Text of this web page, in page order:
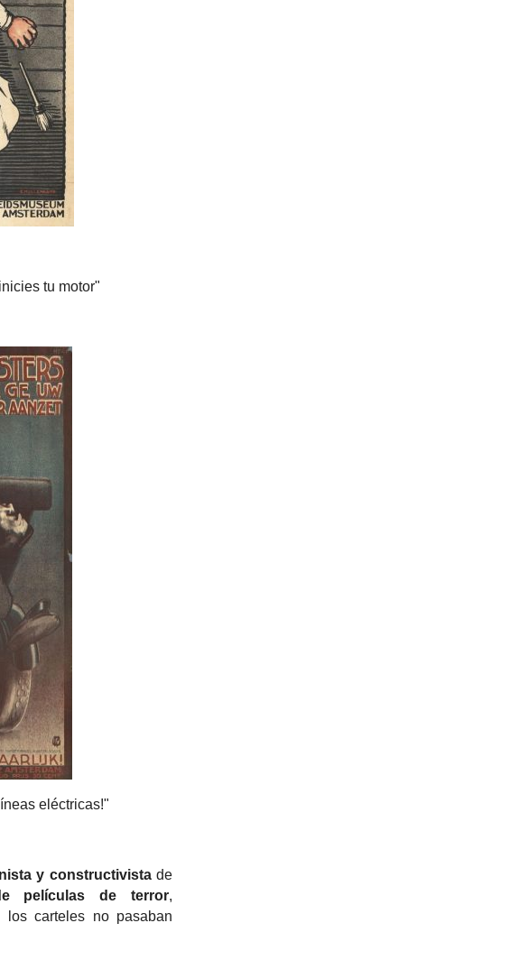
tu motor"
eléctricas!"
y constructivistade
películas de terror,
los carteles no pasaban